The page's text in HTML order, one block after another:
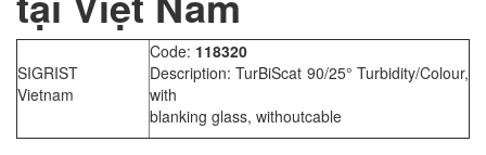
SIGRIST
Vietnam
Code: 118320
Description: TurBiScat 90/25° Turbidity/Colour,
with
blanking glass, withoutcable